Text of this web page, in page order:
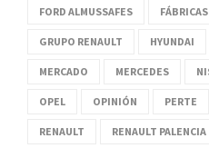
FORD ALMUSSAFES FÁBRICAS
GRUPO RENAULT HYUNDAI
MERCADO MERCEDES
OPEL OPINIÓN PERTE
RENAULT RENAULT PALENCIA